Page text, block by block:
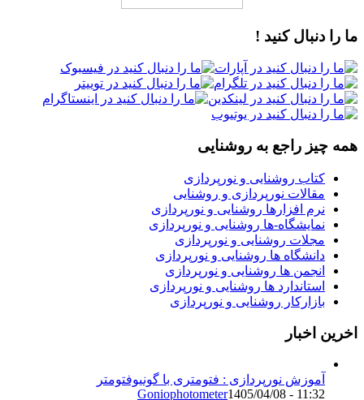
ما را دنبال کنید !
همه چیز راجع به روشنایی
کتاب روشنایی و نورپردازی
مقالات نورپردازی و روشنایی
نرم افزارها روشنایی و نورپردازی
نمایشگاه-ها روشنایی و نورپردازی
مجلات روشنایی و نورپردازی
دانشگاه ها روشنایی و نورپردازی
انجمن ها روشنایی و نورپردازی
استاندارد ها روشنایی و نورپردازی
بازارکار روشنایی و نورپردازی
اخرین اخبار
آموزش نورپردازی : فتومتری با گونیوفتومتر
Goniophotometer1405/04/08 - 11:32